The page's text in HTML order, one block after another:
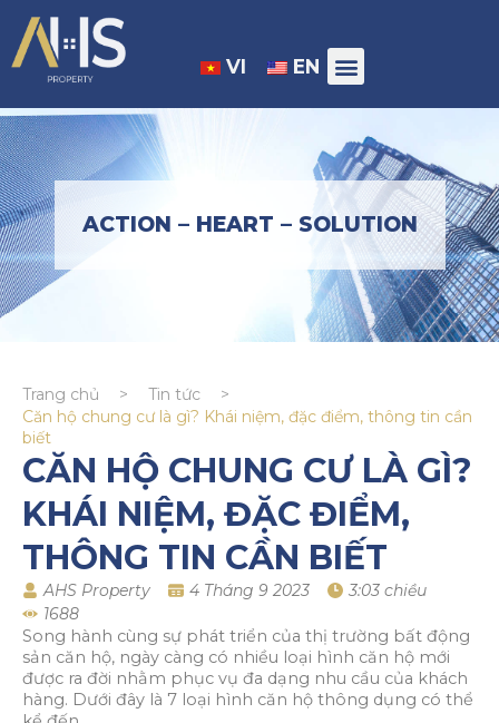
VI EN
ACTION – HEART – SOLUTION
Trang chủ > Tin tức
>
Căn hộ chung cư là gì? Khái niệm, đặc điểm, thông tin cần
biết
CĂN HỘ CHUNG CƯ LÀ GÌ?
KHÁI NIỆM, ĐẶC ĐIỂM,
THÔNG TIN CẦN BIẾT
AHS Property 4 Tháng 9 2023
3:03 chiều
1688
Song hành cùng sự phát triển của thị trường bất động
sản căn hộ, ngày càng có nhiều loại hình căn hộ mới
được ra đời nhằm phục vụ đa dạng nhu cầu của khách
hàng. Dưới đây là 7 loại hình căn hộ thông dụng có thể